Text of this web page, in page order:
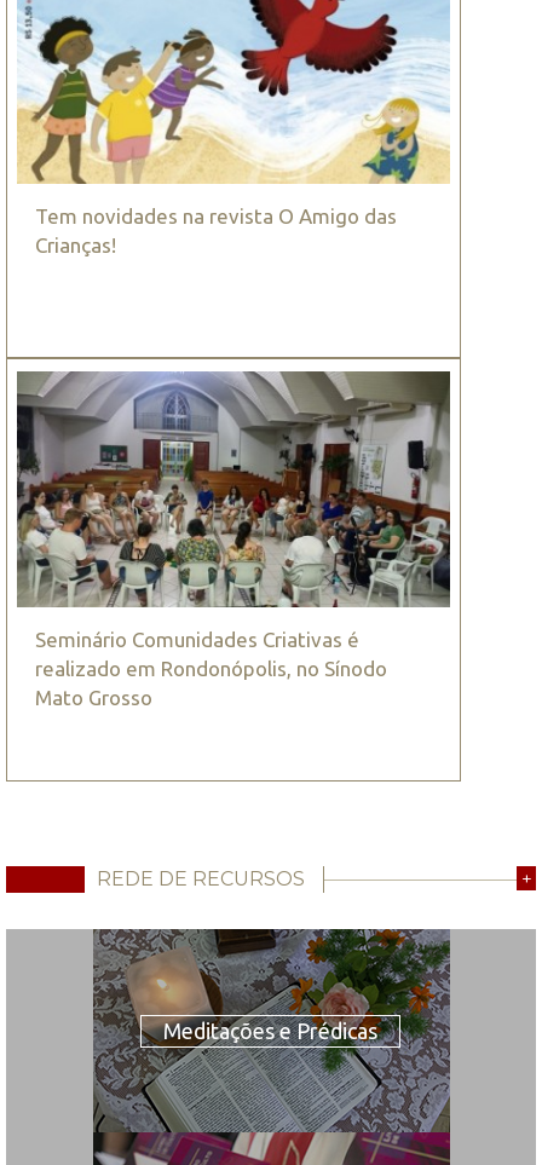
Tem novidades na revista O Amigo das
Crianças!
Seminário Comunidades Criativas é
realizado em Rondonópolis, no Sínodo
Mato Grosso
REDE DE RECURSOS +
Meditações e Prédicas